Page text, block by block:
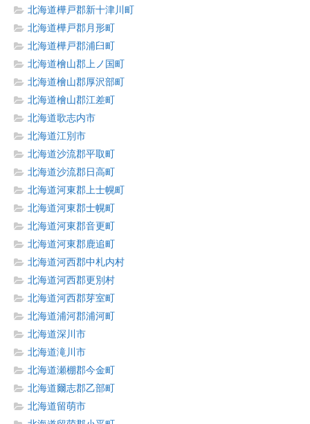
北海道樺戸郡新十津川町
北海道樺戸郡月形町
北海道樺戸郡浦臼町
北海道檜山郡上ノ国町
北海道檜山郡厚沢部町
北海道檜山郡江差町
北海道歌志内市
北海道江別市
北海道沙流郡平取町
北海道沙流郡日高町
北海道河東郡上士幌町
北海道河東郡士幌町
北海道河東郡音更町
北海道河東郡鹿追町
北海道河西郡中札内村
北海道河西郡更別村
北海道河西郡芽室町
北海道浦河郡浦河町
北海道深川市
北海道滝川市
北海道瀬棚郡今金町
北海道爾志郡乙部町
北海道留萌市